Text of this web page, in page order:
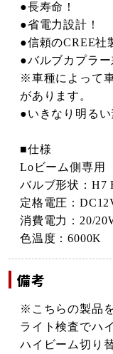
●長寿命！
●省電力設計！
●信頼のCREE社
●バルブカプラ
※車種によって
があります。
●いきなり明るい
■仕様
Loビーム側専用
バルブ形状：H7
定格電圧：
消費電力：20/
色温度：6000K
備考
※こちらの製品
ライト検査でハ
ハイビーム切り